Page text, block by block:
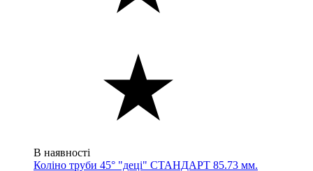
В наявності
Коліно труби 45° "деці" СТАНДАРТ 85.73 мм.